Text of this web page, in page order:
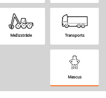
Mežizstrāde Transports
Mascus